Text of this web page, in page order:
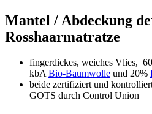
Mantel / Abdeckung
Rosshaarmatratze
fingerdickes, weiches Vlies,
kbABio-Baumwolle und 20%
beide zertifiziert und
GOTS durch Control Union